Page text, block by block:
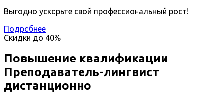
Выгодно ускорьте свой профессиональный рост!
Подробнее
Скидки до 40%
Повышение квалификации
Преподаватель-лингвист
дистанционно